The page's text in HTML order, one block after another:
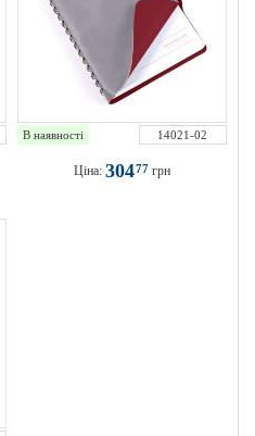
В наявності 14021-02
Ціна: 30477 грн